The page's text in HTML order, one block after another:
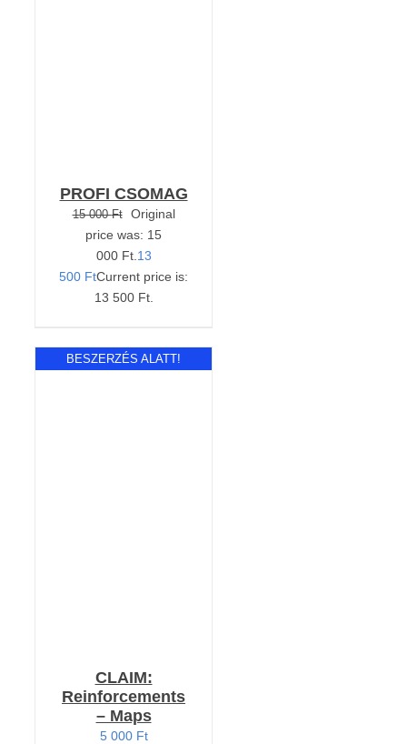
PROFI CSOMAG
15 000Ft
Original
price was: 15
000 Ft. 13
500 FtCurrent price is:
13 500 Ft.
BESZERZÉS ALATT!
CLAIM:
Reinforcements
– Maps
5 000 Ft